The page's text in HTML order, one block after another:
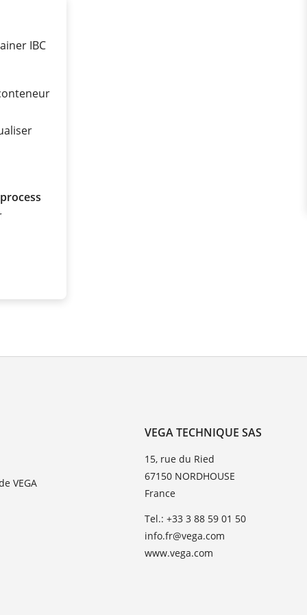
IBC
VEGA
VEGA TECHNIQUE SAS
15, rue du Ried
67150 NORDHOUSE
France
Tel.: +33 3 88 59 01 50
info.fr@vega.com
www.vega.com